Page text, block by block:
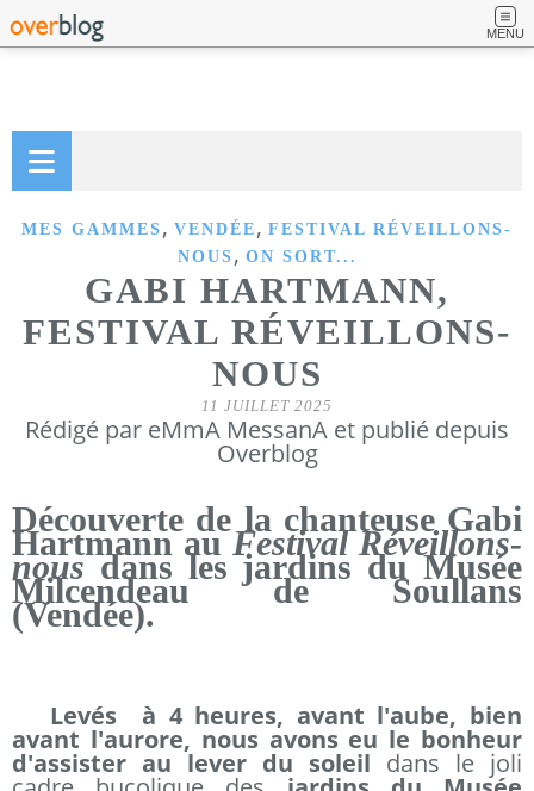
MENU
MES GAMMES , VENDÉE , FESTIVAL RÉVEILLONS-
NOUS , ON SORT...
GABI HARTMANN,
FESTIVAL RÉVEILLONS-
NOUS
11 JUILLET 2025
Rédigé par eMmA MessanA et publié depuis
Overblog
Découverte de la chanteuse Gabi
Hartmann auFestival Réveillons-
nousdans les jardins du Musée
Milcendeau de Soullans
(Vendée).
Levés à 4 heures, avant l'aube, bien
avant l'aurore, nous avons eu le bonheur
d'assister au lever du soleil dans le joli